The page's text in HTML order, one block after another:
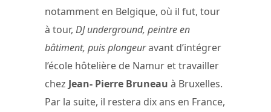
notamment en Belgique, où il fut, tour
à tour, DJ underground, peintre en
bâtiment, puis plongeuravant d’intégrer
l’école hôtelière de Namur et travailler
chez Jean- Pierre Bruneau à Bruxelles.
Par la suite, il restera dix ans en France,